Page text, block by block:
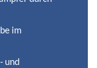
im
und